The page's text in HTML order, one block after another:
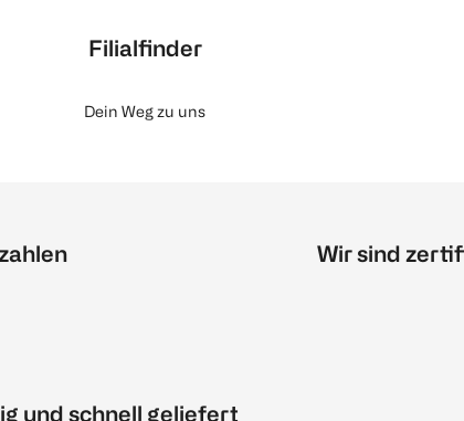
Filialfinder
Dein Weg zu uns
und schnell geliefert
Wir sind